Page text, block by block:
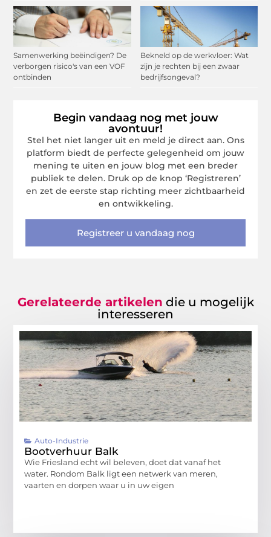
Samenwerking beëindigen? De
verborgen risico's van een VOF
ontbinden
Bekneld op de werkvloer: Wat
zijn je rechten bij een zwaar
bedrijfsongeval?
Begin vandaag nog met jouw
avontuur!
Stel het niet langer uit en meld je direct aan. Ons
platform biedt de perfecte gelegenheid om jouw
mening te uiten en jouw blog met een breder
publiek te delen. Druk op de knop ‘Registreren’
en zet de eerste stap richting meer zichtbaarheid
en ontwikkeling.
Registreer u vandaag nog
Gerelateerde artikelen die u mogelijk
interesseren
Auto-Industrie
Bootverhuur Balk
Wie Friesland echt wil beleven, doet dat vanaf het
water. Rondom Balk ligt een netwerk van meren,
vaarten en dorpen waar u in uw eigen